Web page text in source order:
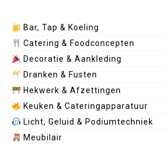
Bar, Tap & Koeling
Catering & Foodconcepten
Decoratie & Aankleding
Dranken & Fusten
Hekwerk & Afzettingen
Keuken & Cateringapparatuur
Licht, Geluid & Podiumtechniek
Meubilair